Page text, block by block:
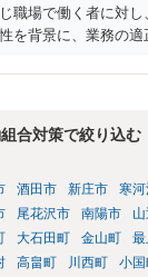
職場で働く者に対
を背景に、業務の
に該当するかどう
場合には、労働法
弁護士等に相談し
するべきです。
合対策で絞り込む
酒田市 新庄市 寒
尾花沢市 南陽市
大石田町 金山町
高畠町 川西町 小国